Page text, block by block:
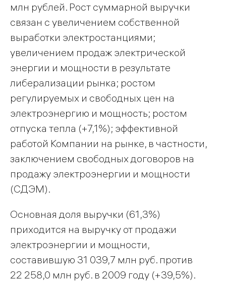
млн рублей. Рост суммарной выручки
связан с увеличением собственной
выработки электростанциями;
увеличением продаж электрической
энергии и мощности в результате
либерализации рынка; ростом
регулируемых и свободных цен на
электроэнергию и мощность; ростом
отпуска тепла (+7,1%); эффективной
работой Компании на рынке, в частности,
заключением свободных договоров на
продажу электроэнергии и мощности
(СДЭМ).
Основная доля выручки (61,3%)
приходится на выручку от продажи
электроэнергии и мощности,
составившую 31 039,7 млн руб. против
22 258,0 млн руб. в 2009 году (+39,5%).